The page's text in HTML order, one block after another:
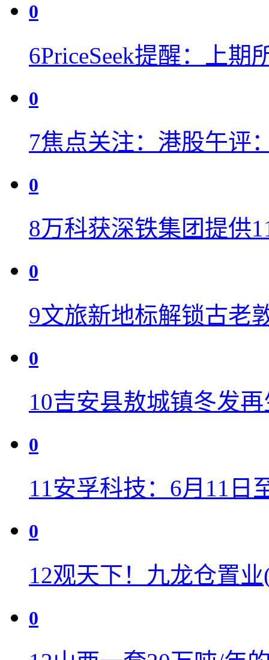
0
6PriceSeek提醒：上期
0
7焦点关注：港股午评
0
8万科获深铁集团提供
0
9文旅新地标解锁古老
0
10吉安县敖城镇冬发
0
11安孚科技：6月11日
0
12观天下！九龙仓置
0